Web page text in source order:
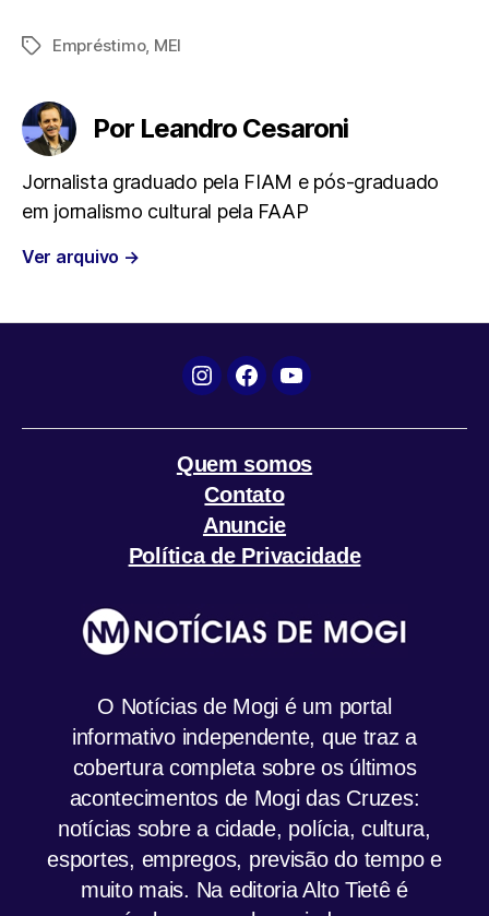
c
o
o
k
e A
p
r
m
TagsEmpréstimo, MEI
Por Leandro Cesaroni
Jornalista graduado pela FIAM e pós-graduado
em jornalismo cultural pela FAAP
Ver arquivo →
Instagram
FacebookYouTube
Quem somos
Contato
Anuncie
Política de Privacidade
O Notícias de Mogi é um portal
informativo independente, que traz a
cobertura completa sobre os últimos
acontecimentos de Mogi das Cruzes:
notícias sobre a cidade, polícia, cultura,
esportes, empregos, previsão do tempo e
muito mais. Na editoria Alto Tietê é